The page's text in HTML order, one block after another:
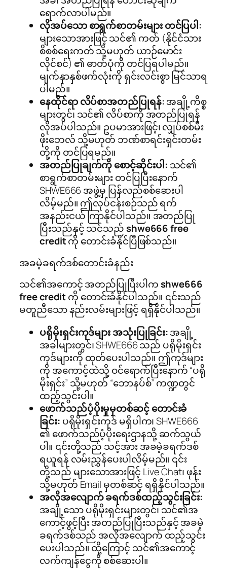
ရောက်လာပါမည်။
လိုအပ်သော စာရွက်စာတမ်းများ တင်ပြပါ:
များသောအားဖြင့် သင်၏ ကတ် (နိုင်ငံသား
စိစစ်ရေးကတ် သို့မဟုတ် ယာဉ်မောင်း
လိုင်စင်) ၏ ဓာတ်ပုံကို တင်ပြရပါမည်။
မျက်နှာနှစ်ဖက်လုံးကို ရှင်းလင်းစွာ မြင်သာရ
ပါမည်။
နေထိုင်ရာ လိပ်စာအတည်ပြုရန်:အချို့ကိစ္စ
များတွင်၊ သင်၏ လိပ်စာကို အတည်ပြုရန်
လိုအပ်ပါသည်။ ဥပမာအားဖြင့်၊ လျှပ်စစ်မီး
ဖိုးဘေလ် သို့မဟုတ် ဘဏ်စာရင်းရှင်းတမ်း
တို့ကို တင်ပြရမည်။
အတည်ပြုချက်ကို စောင့်ဆိုင်းပါ: သင်၏
စာရွက်စာတမ်းများ တင်ပြပြီးနောက်
SHWE666 အဖွဲ့မှ ပြန်လည်စစ်ဆေးပါ
လိမ့်မည်။ ဤလုပ်ငန်းစဉ်သည် ရက်
အနည်းငယ် ကြာနိုင်ပါသည်။ အတည်ပြု
ပြီးသည်နှင့် သင်သည်shwe666 free
creditကို တောင်းခံနိုင်ပြီဖြစ်သည်။
အခမဲ့ခရက်ဒစ်တောင်းခံနည်း
သင်၏အကောင့် အတည်ပြုပြီးပါကshwe666
free creditကို တောင်းခံနိုင်ပါသည်။ ၎င်းသည်
မတူညီသော နည်းလမ်းများဖြင့် ရရှိနိုင်ပါသည်။
ပရိုမိုးရှင်းကုဒ်များ အသုံးပြုခြင်း:အချို့
အခါများတွင်၊ SHWE666 သည် ပရိုမိုးရှင်း
ကုဒ်များကို ထုတ်ပေးပါသည်။ ဤကုဒ်များ
ကို အကောင့်ထဲသို့ ဝင်ရောက်ပြီးနောက် “ပရို
မိုးရှင်း” သို့မဟုတ် “ဘောနပ်စ်” ကဏ္ဍတွင်
ထည့်သွင်းပါ။
ဖောက်သည်ပံ့ပိုးမှုမှတစ်ဆင့် တောင်းခံ
ခြင်း: ပရိုမိုးရှင်းကုဒ် မရှိပါက၊ SHWE666
၏ ဖောက်သည်ပံ့ပိုးရေးဌာနသို့ ဆက်သွယ်
ပါ။ ၎င်းတို့သည် သင့်အား အခမဲ့ခရက်ဒစ်
ရယူရန် လမ်းညွှန်ပေးပါလိမ့်မည်။ ၎င်း
တို့သည် များသောအားဖြင့် Live Chat၊ ဖုန်း
သို့မဟုတ် Email မှတစ်ဆင့် ရရှိနိုင်ပါသည်။
အလိုအလျောက် ခရက်ဒစ်ထည့်သွင်းခြင်း:
အချို့သော ပရိုမိုးရှင်းများတွင်၊ သင်၏အ
ကောင့်ဖွင့်ပြီး အတည်ပြုပြီးသည်နှင့် အခမဲ့
ခရက်ဒစ်သည် အလိုအလျောက် ထည့်သွင်း
ပေးပါသည်။ ထို့ကြောင့် သင်၏အကောင့်
လက်ကျန်ငွေကို စစ်ဆေးပါ။